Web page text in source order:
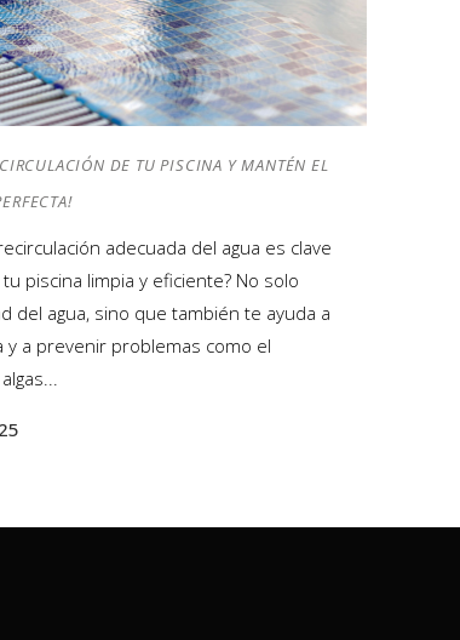
DE TU PISCINA Y MANTÉN EL
adecuada del agua es clave
piscina limpia y eficiente? No solo
del agua, sino que también te ayuda a
y a prevenir problemas como el